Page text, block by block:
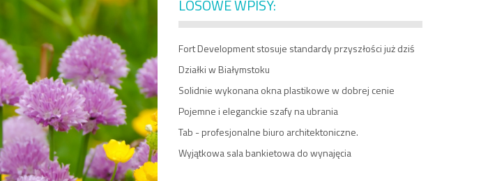
LOSOWE WPISY:
Fort Development stosuje standardy przyszłości już dziś
Działki w Białymstoku
Solidnie wykonana okna plastikowe w dobrej cenie
Pojemne i eleganckie szafy na ubrania
Tab - profesjonalne biuro architektoniczne.
Wyjątkowa sala bankietowa do wynajęcia